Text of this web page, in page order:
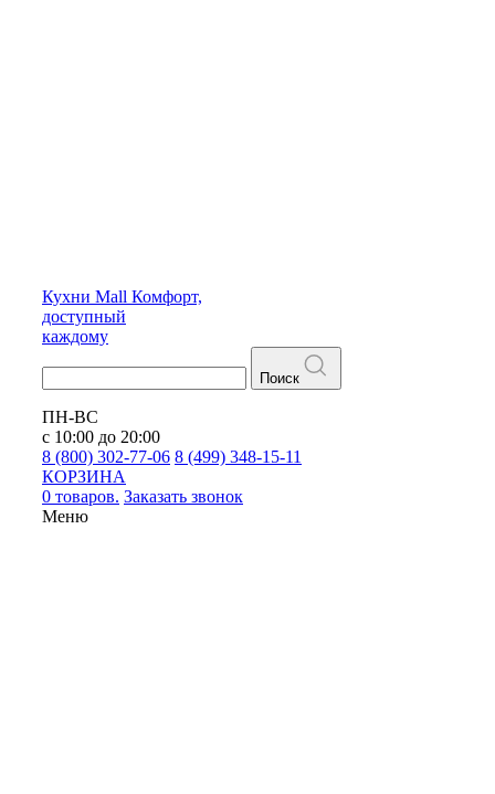
Кухни Mall Комфорт,
доступный
каждому
Поиск
ПН-ВС
с 10:00 до 20:00
8 (800) 302-77-06 8 (499) 348-15-11
КОРЗИНА
0 товаров. Заказать звонок
Меню